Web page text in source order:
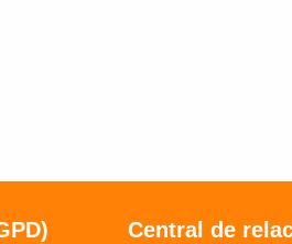
Central de